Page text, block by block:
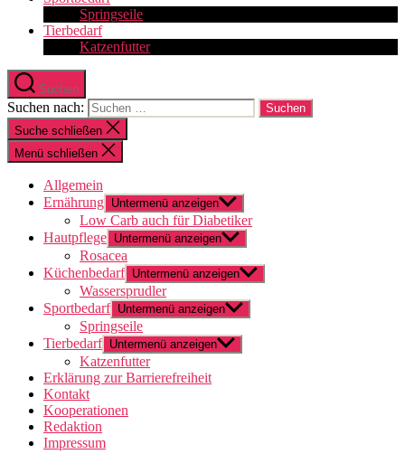
Springseile
Tierbedarf
Katzenfutter
Suchen
Suchen nach:
Suche schließen
Menü schließen
Allgemein
Ernährung Untermenü anzeigen
Low Carb auch für Diabetiker
Hautpflege Untermenü anzeigen
Rosacea
Küchenbedarf Untermenü anzeigen
Wassersprudler
Sportbedarf Untermenü anzeigen
Springseile
Tierbedarf Untermenü anzeigen
Katzenfutter
Erklärung zur Barrierefreiheit
Kontakt
Kooperationen
Redaktion
Impressum